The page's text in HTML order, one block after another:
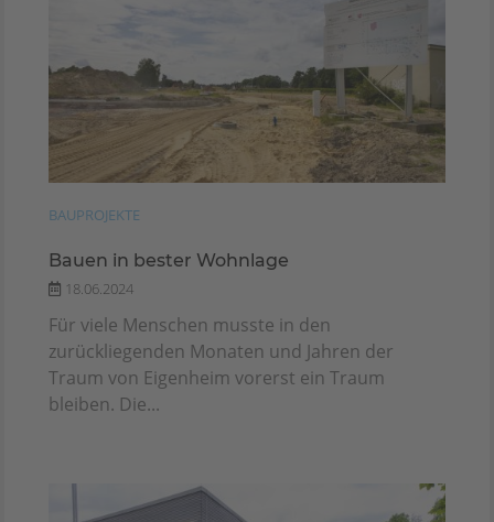
BAUPROJEKTE
Bauen in bester Wohnlage
18.06.2024
Für viele Menschen musste in den
zurückliegenden Monaten und Jahren der
Traum von Eigenheim vorerst ein Traum
bleiben. Die...